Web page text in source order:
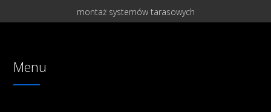
montaż systemów tarasowych
Menu